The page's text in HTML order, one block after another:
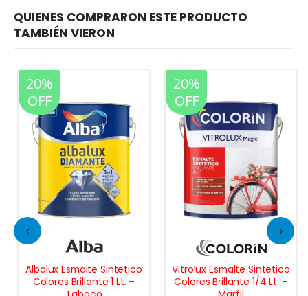
20%
OFF
Albalux Esmalte Sintetico
Colores Brillante 1 Lt. –
20%
OFF
Vitrolux Esmalte Sintetico
Colores Brillante 1/4 Lt. –